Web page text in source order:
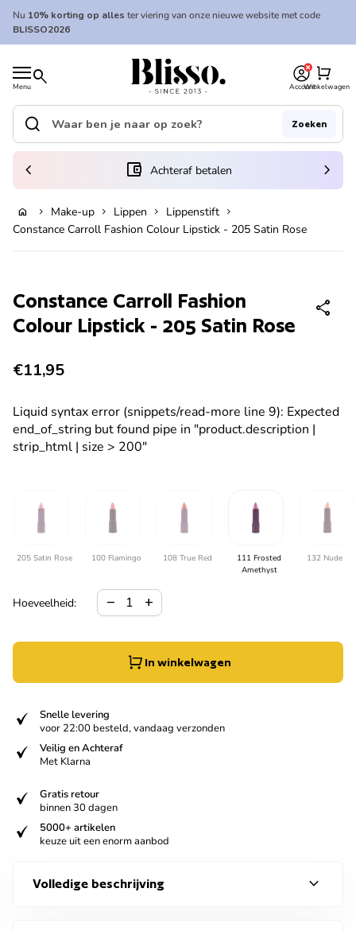
In winkelwagen
Overslaan naar inhoud
Nu 10% korting op alles ter viering van onze nieuwe website met code
BLISSO2026
Menu search
Home
AccountWinkelwagen
shopping_cart
Home
Zoek op"
search Zoeken
(link opent in nieuw tabblad/venster)
account_balance_wallet Achteraf betalen
chevron_left chevron_right
home chevron_right Make-up chevron_right Lippen chevron_right Lippenstift chevron_right
Constance Carroll Fashion Colour Lipstick - 205 Satin Rose
Constance Carroll Fashion
Colour Lipstick - 205 Satin Rose
share
Normale prijs
€11,95
Liquid syntax error (snippets/read-more line 9): Expected
end_of_string but found pipe in "product.description |
strip_html | size > 200"
205 Satin Rose 100 Flamingo 108 True Red
111 Frosted
Amethyst
132 Nude
Hoeveelheid:
Hoeveelheid verlagen voor
remove
Verhoog de hoeveelheid voor
add
In winkelwagen
verified
Snelle levering
voor 22:00 besteld, vandaag verzonden
verified
Veilig en Achteraf
Met Klarna
verified
Gratis retour
binnen 30 dagen
verified
5000+ artikelen
keuze uit een enorm aanbod
Volledige beschrijving expand_more